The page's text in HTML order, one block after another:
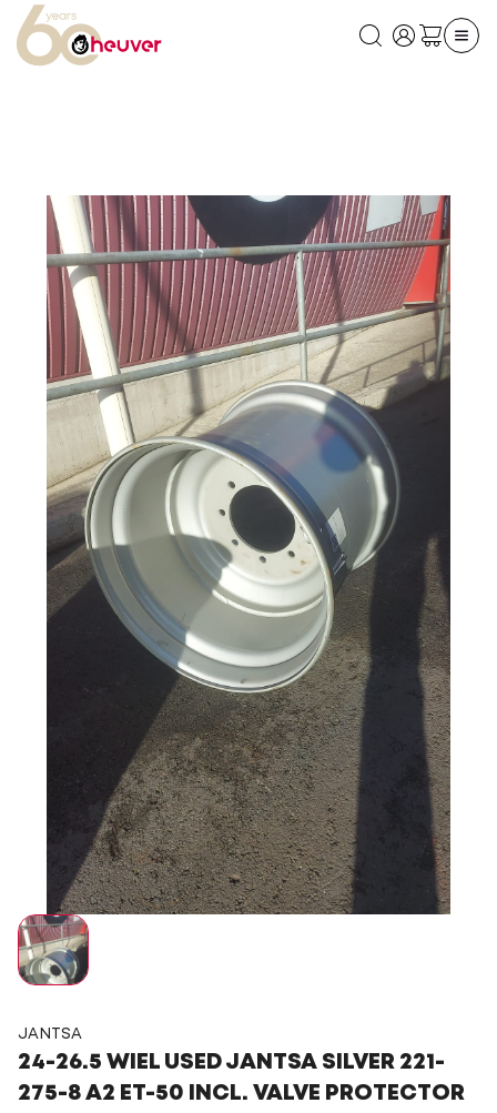
JANTSA
24-26.5 WIEL USED JANTSA SILVER 221-
275-8 A2 ET-50 INCL. VALVE PROTECTOR